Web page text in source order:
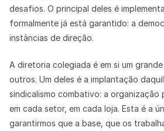
desafios. O principal deles é
formalmente já está garantido: a
instâncias de direção.
A diretoria colegiada é em si um
outros. Um deles é a implantação
sindicalismo combativo: a organização
em cada setor, em cada loja. Esta é a
garantirmos que a base, que os